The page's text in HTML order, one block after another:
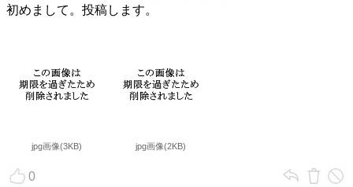
初めまして。投稿します。
jpg画像(3KB) jpg画像(2KB)
0